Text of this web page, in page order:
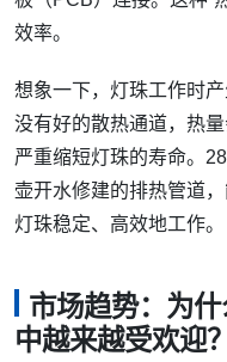
效率。
想象一下，灯珠工作时
没有好的散热通道，热
严重缩短灯珠的寿命。
壶开水修建的排热管道
灯珠稳定、高效地工作。
市场趋势：为
中越来越受欢迎？